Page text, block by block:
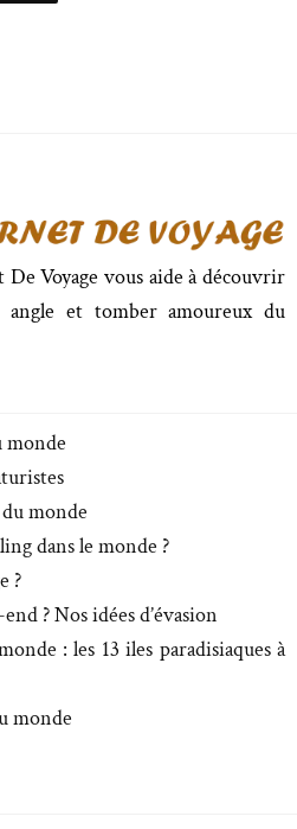
Voyage vous aide à découvrir
et tomber amoureux du
monde
monde
dans le monde ?
?
? Nos idées d’évasion
: les 13 iles paradisiaques à
monde